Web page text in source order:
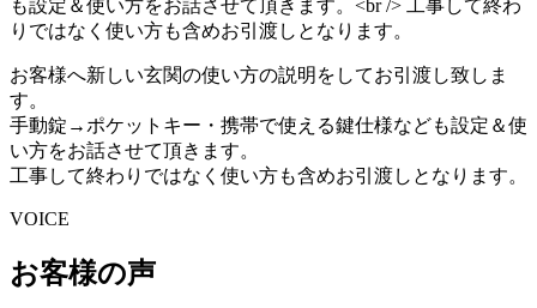
お客様へ新しい玄関の使い方の説明をしてお引渡し致しま
す。
手動錠→ポケットキー・携帯で使える鍵仕様なども設定＆使
い方をお話させて頂きます。
工事して終わりではなく使い方も含めお引渡しとなります。
VOICE
お客様の声